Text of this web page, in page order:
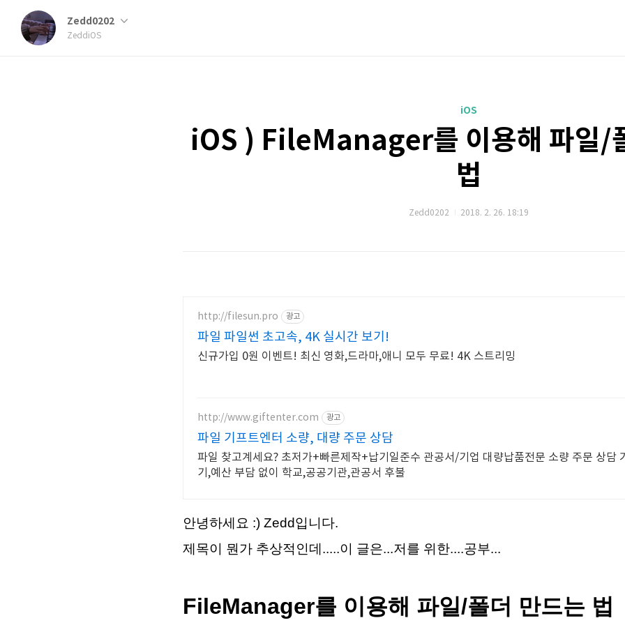
Zedd0202
ZeddiOS
iOS
iOS ) FileManager를 이용해 파일/
법
Zedd0202 2018. 2. 26. 18:19
http://filesun.pro 광고
파일 파일썬 초고속, 4K 실시간 보기!
신규가입 0원 이벤트! 최신 영화,드라마,애니 모두 무료! 4K 스트리밍
http://www.giftenter.com 광고
파일 기프트엔터 소량, 대량 주문 상담
파일 찾고계세요? 초저가+빠른제작+납기일준수 관공서/기업 대량납품전문 소량 주문 상담
기,예산 부담 없이 학교,공공기관,관공서 후불
안녕하세요 :) Zedd입니다.
제목이 뭔가 추상적인데.....이 글은...저를 위한....공부...
FileManager를 이용해 파일/폴더 만드는 법